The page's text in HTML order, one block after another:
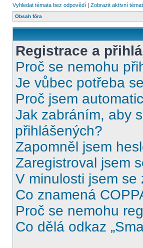
Vyhledat témata bez odpovědí | Zobrazit aktivní
Obsah fóra
Registrace a
Proč se nemohu
Je vůbec potřeba
Proč jsem
Jak zabráním, aby
přihlášených?
Zapomněl jsem
Zaregistroval jsem
V minulosti jsem
Co znamená
Proč se nemohu
Co dělá odkaz